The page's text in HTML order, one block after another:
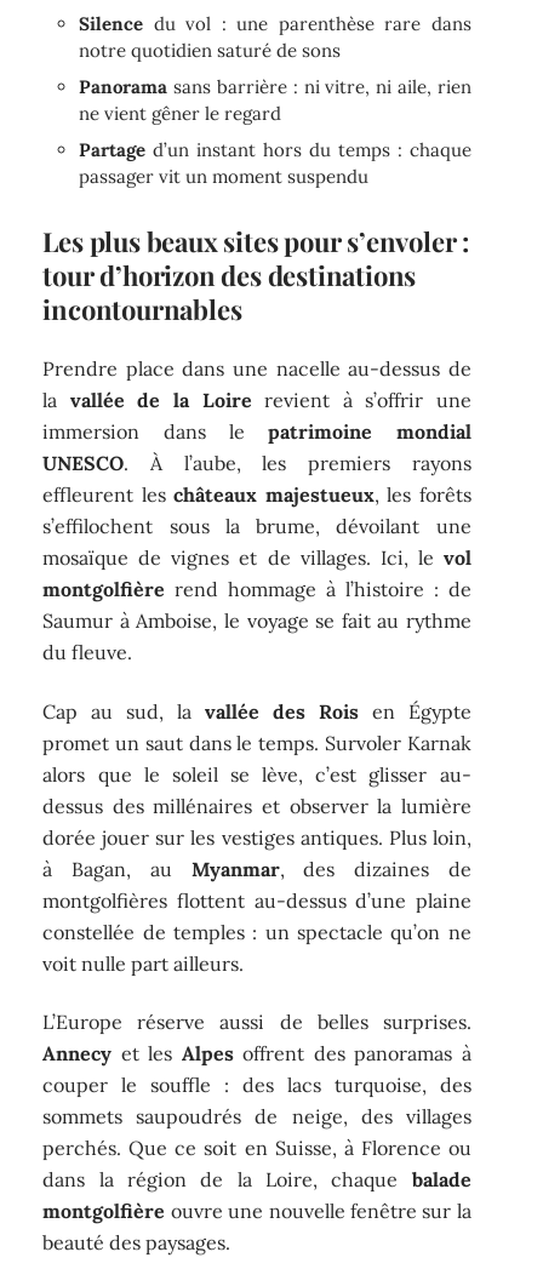
Silence du vol : une parenthèse rare dans
notre quotidien saturé de sons
Panorama sans barrière : ni vitre, ni aile, rien
ne vient gêner le regard
Partage d’un instant hors du temps : chaque
passager vit un moment suspendu
Les plus beaux sites pour s’envoler :
tour d’horizon des destinations
incontournables
Prendre place dans une nacelle au-dessus de
la vallée de la Loire revient à s’offrir une
immersion dans lepatrimoine mondial
UNESCO. À l’aube, les premiers rayons
effleurent leschâteaux majestueux, les forêts
s’effilochent sous la brume, dévoilant une
mosaïque de vignes et de villages. Ici, le vol
montgolfière rend hommage à l’histoire : de
Saumur à Amboise, le voyage se fait au rythme
du fleuve.
Cap au sud, la vallée des Roisen Égypte
promet un saut dans le temps. Survoler Karnak
alors que le soleil se lève, c’est glisser au-
dessus des millénaires et observer la lumière
dorée jouer sur les vestiges antiques. Plus loin,
à Bagan, au Myanmar, des dizaines de
montgolfières flottent au-dessus d’une plaine
constellée de temples : un spectacle qu’on ne
voit nulle part ailleurs.
L’Europe réserve aussi de belles surprises.
Annecy et les Alpesoffrent des panoramas à
couper le souffle : des lacs turquoise, des
sommets saupoudrés de neige, des villages
perchés. Que ce soit en Suisse, à Florence ou
dans la région de la Loire, chaque balade
montgolfière ouvre une nouvelle fenêtre sur la
beauté des paysages.